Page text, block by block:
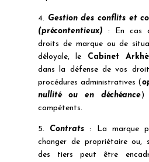
4. Gestion des conflits et
(précontentieux) : En cas
droits de marque ou de
déloyale, le Cabinet Arkhè
dans la défense de vos
procédures administratives (
nullité ou en déchéance)
compétents.
5. Contrats : La marque
changer de propriétaire ou,
des tiers peut être